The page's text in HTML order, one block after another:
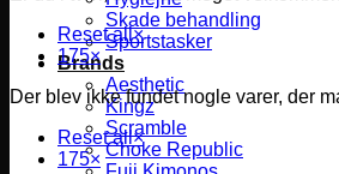
Skade behandling
Sportstasker
Brands
Aesthetic
Kingz
Scramble
Choke Republic
Reset all×
175×
Der blev ikke fundet nogle varer, der
Reset all×
175×